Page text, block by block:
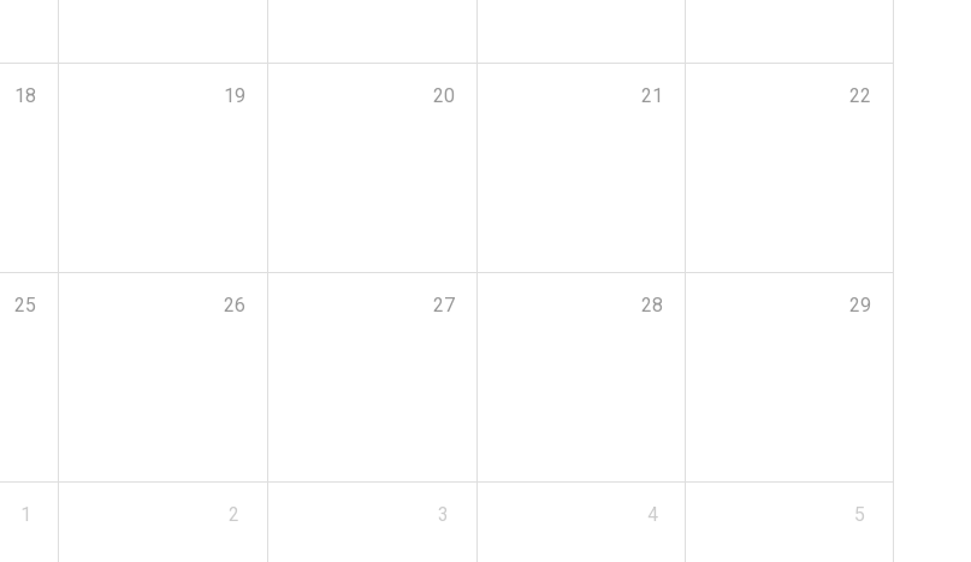
18 19 20 21 22
25 26 27 28 29
1 2 3 4 5